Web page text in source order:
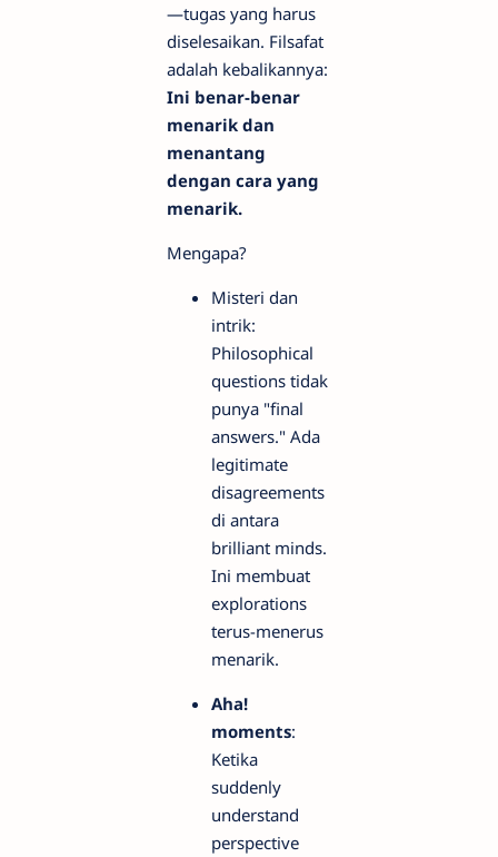
—tugas yang harus
diselesaikan. Filsafat
adalah kebalikannya:
Ini benar-benar
menarik dan
menantang
dengan cara yang
menarik.
Mengapa?
Misteri dan
intrik:
Philosophical
questions tidak
punya "final
answers." Ada
legitimate
disagreements
di antara
brilliant minds.
Ini membuat
explorations
terus-menerus
menarik.
Aha!
moments:
Ketika
suddenly
understand
perspective